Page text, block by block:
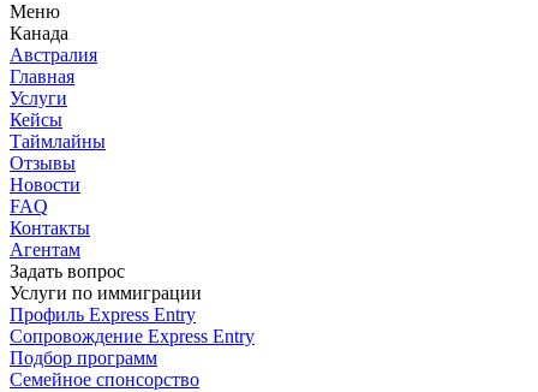
Меню
Канада
Австралия
Главная
Услуги
Кейсы
Таймлайны
Отзывы
Новости
FAQ
Контакты
Агентам
Задать вопрос
Услуги по иммиграции
Профиль Express Entry
Сопровождение Express Entry
Подбор программ
Семейное спонсорство